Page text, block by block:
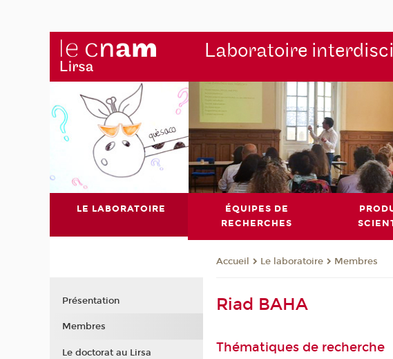
Laboratoire
LE LABORATOIRE
ÉQUIPES DE
RECHERCHES
Accueil Le laboratoire Membres
Riad BAHA
Thématiques de recherche
Présentation
Membres
Le doctorat au Lirsa